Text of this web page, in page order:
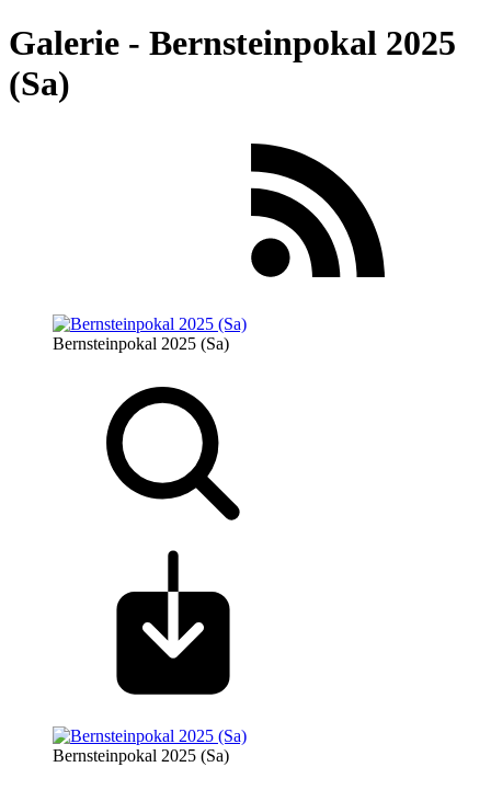
Galerie - Bernsteinpokal 2025
(Sa)
Bernsteinpokal 2025 (Sa)
Bernsteinpokal 2025 (Sa)